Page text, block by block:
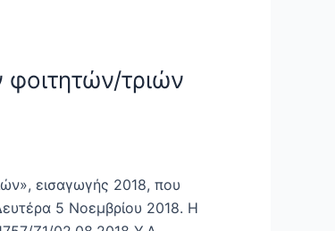
τριών
εισαγωγής 2018, που
5 Νοεμβρίου 2018. Η